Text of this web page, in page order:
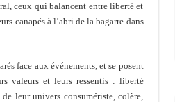
ceux qui balancent entre liberté et
canapés à l’abri de la bagarre dans
face aux événements, et se posent
valeurs et leurs ressentis : liberté
leur univers consumériste, colère,